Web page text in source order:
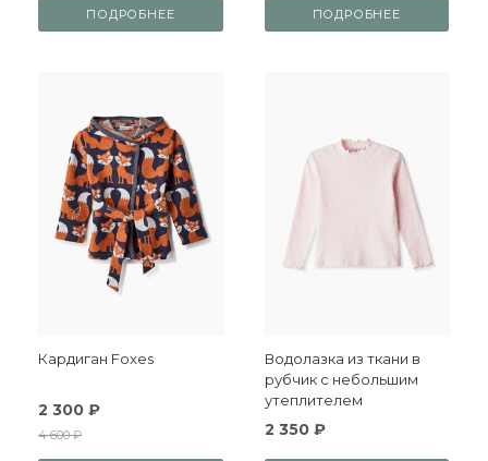
ПОДРОБНЕЕ ПОДРОБНЕЕ
Кардиган Foxes
2 300 ₽
4 600 ₽
Водолазка из ткани в
рубчик с небольшим
утеплителем
2 350 ₽